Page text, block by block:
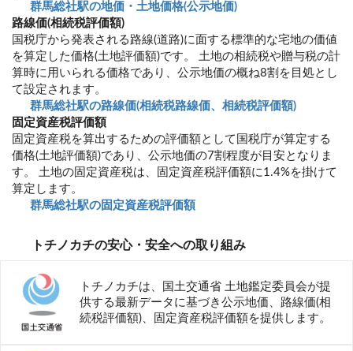
群馬総社駅の地価・土地価格(公示地価)
路線価(相続税評価額)
国税庁から発表される路線(道路)に面する標準的な宅地の価値
を算定した価格(土地評価額)です。 土地の相続税や贈与税の計
算時に用いられる価格であり、公示地価の概ね8割を目処とし
て設定されます。
群馬総社駅の路線価(相続税路線価、相続税評価額)
固定資産税評価額
固定資産税を算出するための評価額として国税庁が算定する
価格(土地評価額)であり、公示地価の7割程度が目安となりま
す。 土地の固定資産税は、固定資産税評価額に1.4%を掛けて
算定します。
群馬総社駅の固定資産税評価額
トチノカチの安心・安全への取り組み
トチノカチは、国土交通省 土地鑑定委員会が提
供する最新データに基づき公示地価、路線価(相
続税評価額)、固定資産税評価額を提供します。